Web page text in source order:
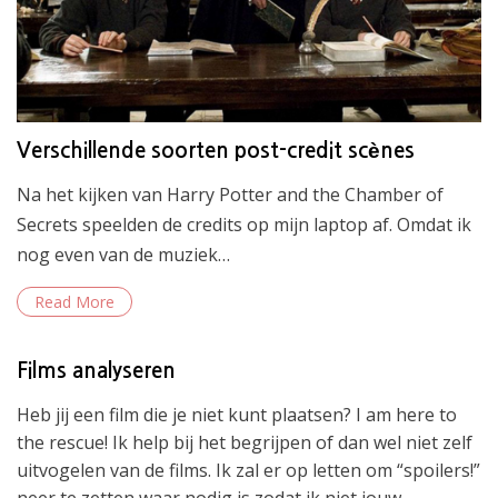
Verschillende soorten post-credit scènes
Na het kijken van Harry Potter and the Chamber of
Secrets speelden de credits op mijn laptop af. Omdat ik
nog even van de muziek…
Read More
Films analyseren
Heb jij een film die je niet kunt plaatsen? I am here to
the rescue! Ik help bij het begrijpen of dan wel niet zelf
uitvogelen van de films. Ik zal er op letten om “spoilers!”